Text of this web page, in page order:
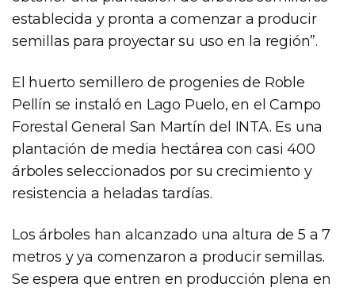
establecida y pronta a comenzar a producir
semillas para proyectar su uso en la región”.
El huerto semillero de progenies de Roble
Pellín se instaló en Lago Puelo, en el Campo
Forestal General San Martín del INTA. Es una
plantación de media hectárea con casi 400
árboles seleccionados por su crecimiento y
resistencia a heladas tardías.
Los árboles han alcanzado una altura de 5 a 7
metros y ya comenzaron a producir semillas.
Se espera que entren en producción plena en